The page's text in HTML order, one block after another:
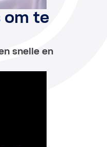
om te
snelle en